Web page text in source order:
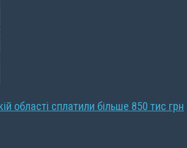
області сплатили більше 850 тис грн